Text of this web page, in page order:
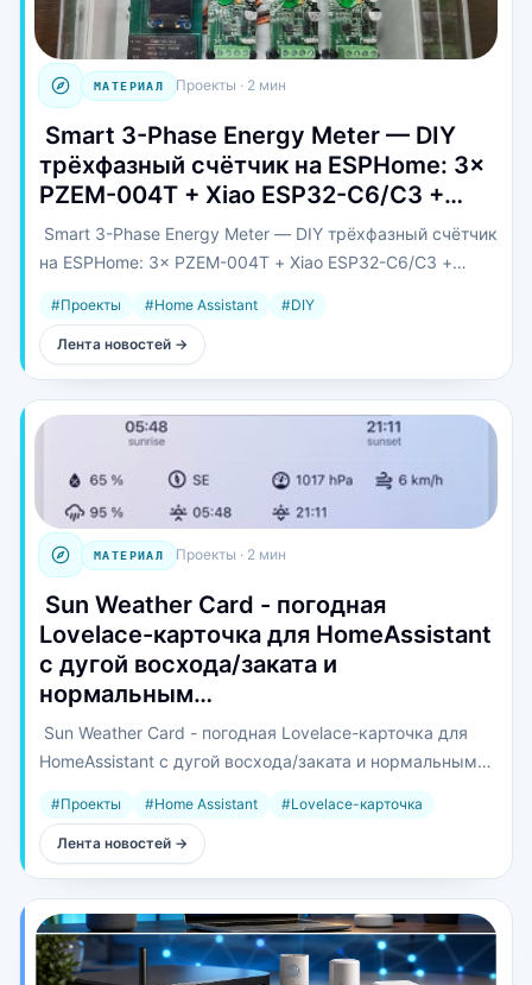
МАТЕРИАЛ Проекты · 2 мин
️ Smart 3-Phase Energy Meter — DIY
трёхфазный счётчик на ESPHome: 3×
PZEM-004T + Xiao ESP32-C6/C3 +…
️ Smart 3-Phase Energy Meter — DIY трёхфазный счётчик
на ESPHome: 3× PZEM-004T + Xiao ESP32-C6/C3 +
#Проекты #Home Assistant #DIY
Лента новостей →
МАТЕРИАЛ Проекты · 2 мин
️ Sun Weather Card - погодная
Lovelace-карточка для HomeAssistant
с дугой восхода/заката и
нормальным…
️ Sun Weather Card - погодная Lovelace-карточка для
HomeAssistant с дугой восхода/заката и нормальным
#Проекты #Home Assistant #Lovelace-карточка
Лента новостей →